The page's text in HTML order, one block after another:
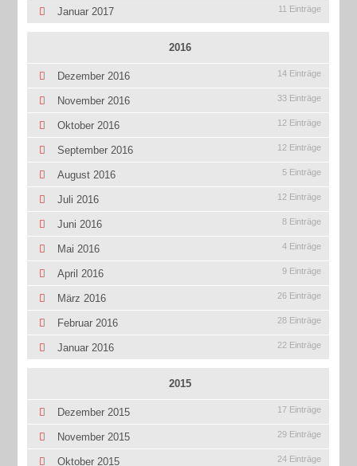
Januar 2017 11 Einträge
2016
Dezember 2016 14 Einträge
November 2016 33 Einträge
Oktober 2016 12 Einträge
September 2016 12 Einträge
August 2016 5 Einträge
Juli 2016 12 Einträge
Juni 2016 8 Einträge
Mai 2016 4 Einträge
April 2016 9 Einträge
März 2016 26 Einträge
Februar 2016 28 Einträge
Januar 2016 22 Einträge
2015
Dezember 2015 17 Einträge
November 2015 29 Einträge
Oktober 2015 24 Einträge